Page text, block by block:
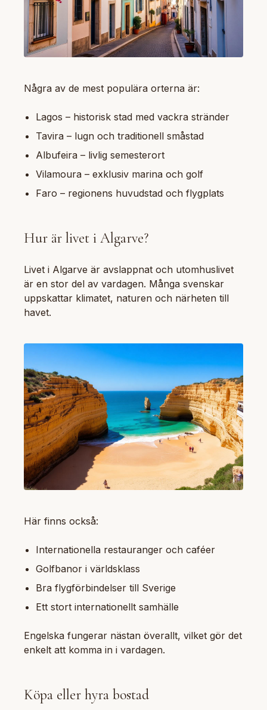
Några av de mest populära orterna är:
Lagos – historisk stad med vackra stränder
Tavira – lugn och traditionell småstad
Albufeira – livlig semesterort
Vilamoura – exklusiv marina och golf
Faro – regionens huvudstad och flygplats
Hur är livet i Algarve?
Livet i Algarve är avslappnat och utomhuslivet
är en stor del av vardagen. Många svenskar
uppskattar klimatet, naturen och närheten till
havet.
Här finns också:
Internationella restauranger och caféer
Golfbanor i världsklass
Bra flygförbindelser till Sverige
Ett stort internationellt samhälle
Engelska fungerar nästan överallt, vilket gör det
enkelt att komma in i vardagen.
Köpa eller hyra bostad